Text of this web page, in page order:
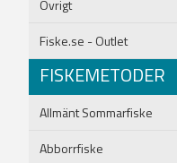
Övrigt
Fiske.se - Outlet
FISKEMETODER
Allmänt Sommarfiske
Abborrfiske